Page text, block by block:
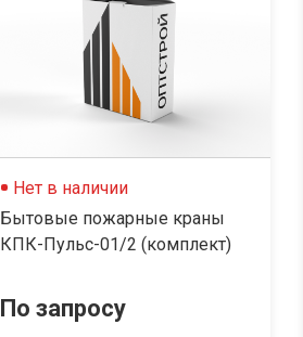
Нет в наличии
Бытовые пожарные краны
КПК-Пульс-01/2 (комплект)
По запросу